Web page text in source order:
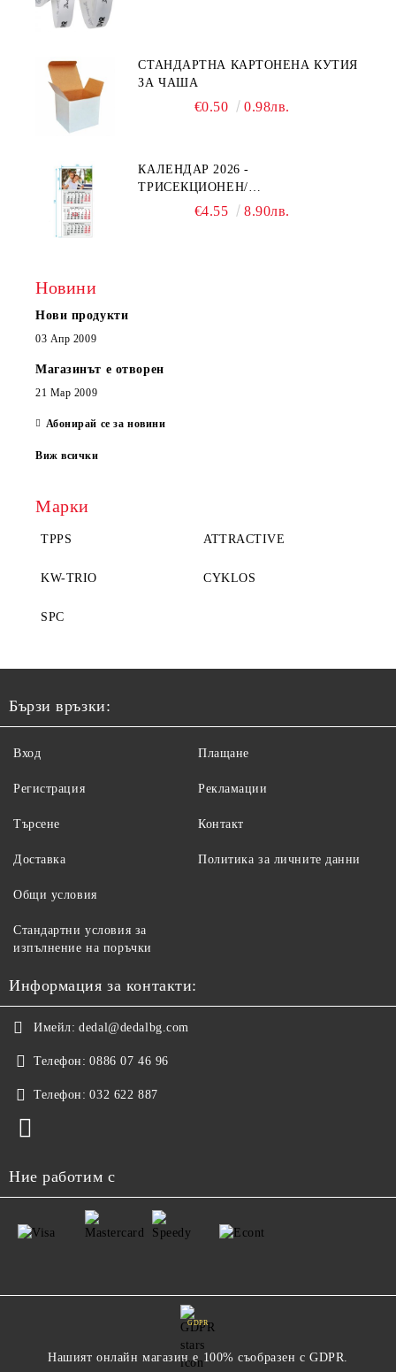
СТАНДАРТНА КАРТОНЕНА КУТИЯ
ЗА ЧАША
€0.50 0.98лв.
КАЛЕНДАР 2026 -
ТРИСЕКЦИОНЕН/
ЕДНОСЕКЦИОНЕН
€4.55 8.90лв.
Новини
Нови продукти
03 Апр 2009
Магазинът е отворен
21 Мар 2009
Абонирай се за новини
Виж всички
Марки
TPPS ATTRACTIVE
KW-TRIO CYKLOS
SPC
Бързи връзки:
Вход
Регистрация
Търсене
Доставка
Плащане
Рекламации
Контакт
Политика за личните данни
Общи условия
Стандартни условия за
изпълнение на поръчки
Информация за контакти:
Имейл: dedal@dedalbg.com
Телефон: 0886 07 46 96
Телефон: 032 622 887
Ние работим с
GDPR
Нашият онлайн магазин е 100% съобразен с GDPR.